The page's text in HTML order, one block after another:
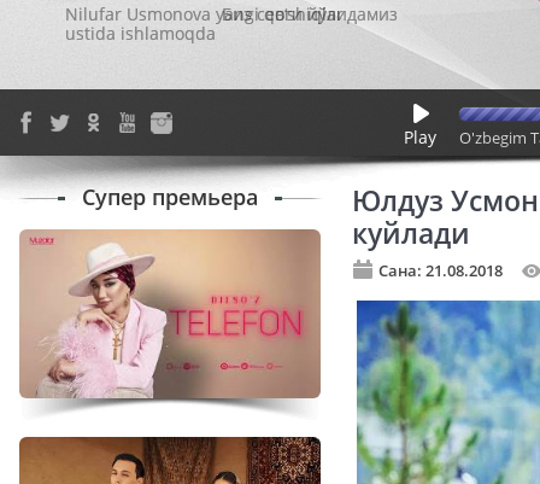
Биз севги йўлидамиз
Play O'zbegim
Юлдуз
куйлади
Сана: 21.08.2018
Супер премьера